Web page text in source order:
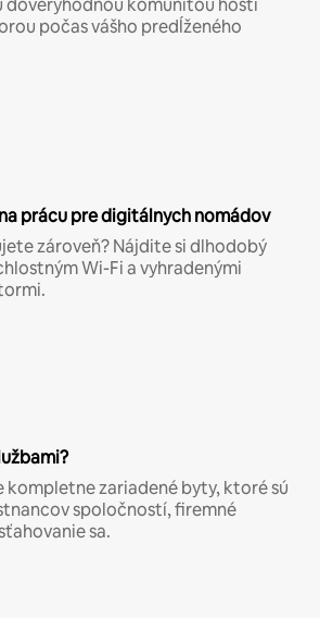
dôveryhodnou komunitou hostí
počas vášho predĺženého
prácu pre digitálnych nomádov
zároveň? Nájdite si dlhodobý
Wi-Fi a vyhradenými
kompletne zariadené byty, ktoré sú
spoločností, firemné
sa.